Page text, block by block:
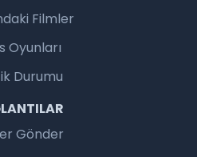
Filmler
Oyunları
Durumu
Gönder